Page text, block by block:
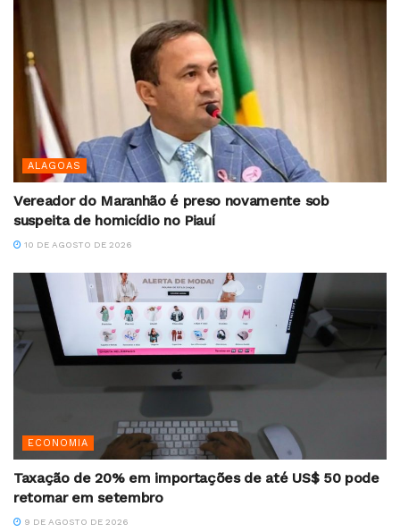
ALAGOAS
Vereador do Maranhão é preso novamente sob
suspeita de homicídio no Piauí
10 DE AGOSTO DE 2026
ECONOMIA
Taxação de 20% em importações de até US$ 50 pode
retornar em setembro
9 DE AGOSTO DE 2026